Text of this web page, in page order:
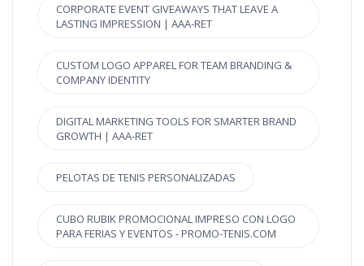
CORPORATE EVENT GIVEAWAYS THAT LEAVE A
LASTING IMPRESSION | AAA-RET
CUSTOM LOGO APPAREL FOR TEAM BRANDING &
COMPANY IDENTITY
DIGITAL MARKETING TOOLS FOR SMARTER BRAND
GROWTH | AAA-RET
PELOTAS DE TENIS PERSONALIZADAS
CUBO RUBIK PROMOCIONAL IMPRESO CON LOGO
PARA FERIAS Y EVENTOS - PROMO-TENIS.COM